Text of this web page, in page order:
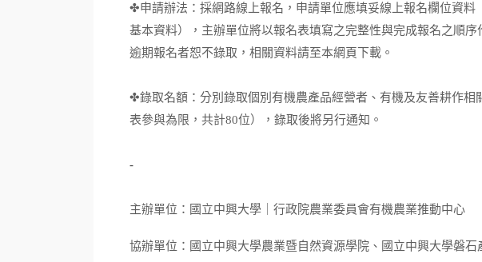
✤申請辦法：採網路線上報名，申請單位應填妥線上報名欄位資料
基本資料），主辦單位將以報名表填寫之完整性與完成報名之順
逾期報名者恕不錄取，相關資料請至本網頁下載。
✤錄取名額：分別錄取個別有機農產品經營者、有機及友善耕作相
表參與為限，共計80位），錄取後將另行通知。
-
主辦單位：國立中興大學｜行政院農業委員會有機農業推動中心
協辦單位：國立中興大學農業暨自然資源學院、國立中興大學磐石